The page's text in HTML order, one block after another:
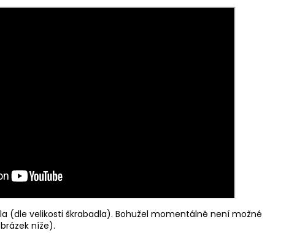
(dle velikosti škrabadla). Bohužel momentálně není možné
níže).